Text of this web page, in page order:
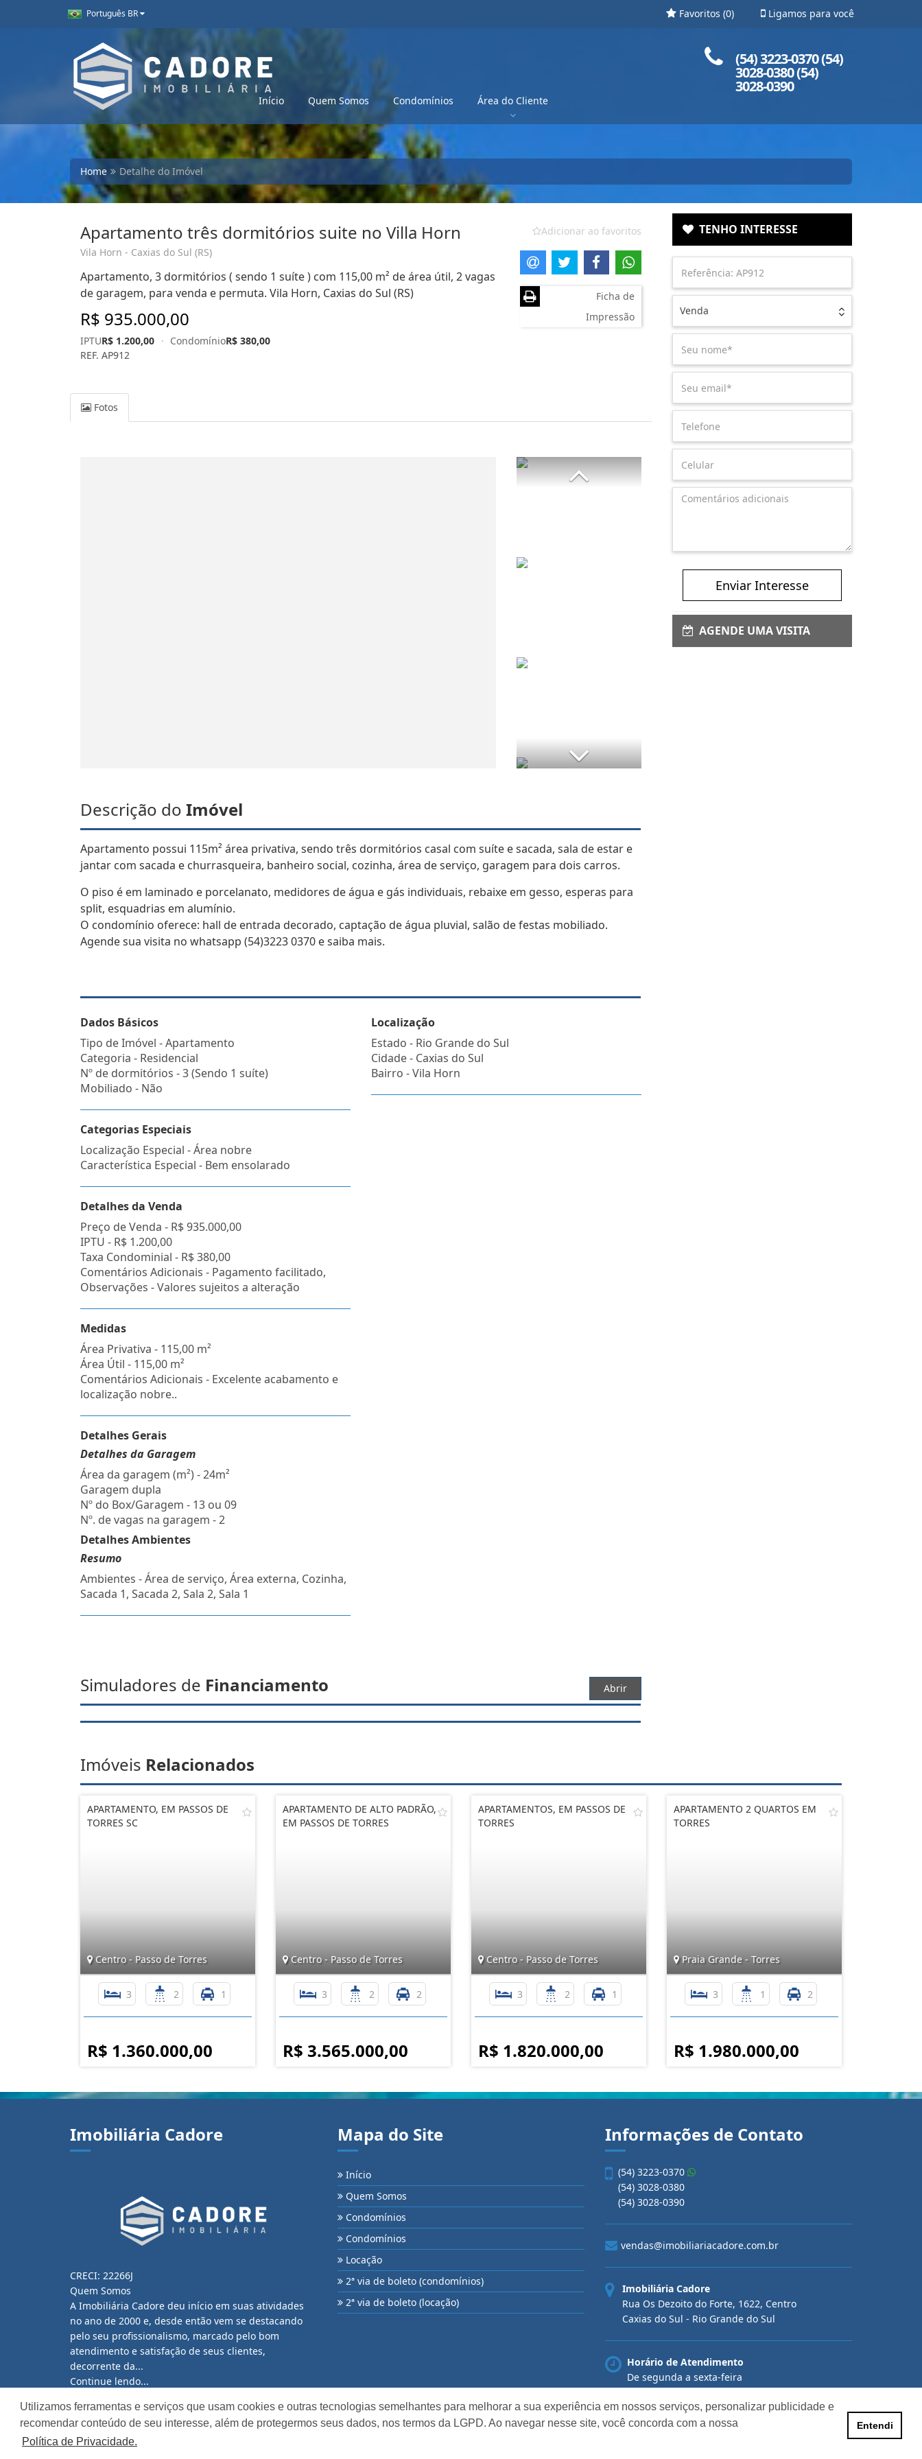
Utilizamos ferramentas e serviços que usam cookies e outras tecnologias semelhantes para melhorar a sua experiência em nossos serviços, personalizar publicidade e
recomendar conteúdo de seu interesse, além de protegermos seus dados, nos termos da LGPD. Ao navegar nesse site, você concorda com a nossa
Política de Privacidade.
Entendi
Português BR Ligamos para você
Favoritos (0)
Início Quem Somos Condomínios Área do Cliente
(54) 3223-0370 (54)
3028-0380 (54)
3028-0390
Home Detalhe do Imóvel
Apartamento três dormitórios suite no Villa Horn
Vila Horn - Caxias do Sul (RS)
Apartamento, 3 dormitórios ( sendo 1 suíte ) com 115,00 m² de área útil, 2 vagas
de garagem, para venda e permuta. Vila Horn, Caxias do Sul (RS)
R$ 935.000,00
IPTUR$ 1.200,00 · CondomínioR$ 380,00
REF. AP912
Adicionar ao favoritos
Ficha de
Impressão
Fotos
Descrição do Imóvel
Apartamento possui 115m² área privativa, sendo três dormitórios casal com suíte e sacada, sala de estar e
jantar com sacada e churrasqueira, banheiro social, cozinha, área de serviço, garagem para dois carros.
O piso é em laminado e porcelanato, medidores de água e gás individuais, rebaixe em gesso, esperas para
split, esquadrias em alumínio.
O condomínio oferece: hall de entrada decorado, captação de água pluvial, salão de festas mobiliado.
Agende sua visita no whatsapp (54)3223 0370 e saiba mais.
Dados Básicos
Tipo de Imóvel - Apartamento
Categoria - Residencial
Nº de dormitórios - 3 (Sendo 1 suíte)
Mobiliado - Não
Categorias Especiais
Localização Especial - Área nobre
Característica Especial - Bem ensolarado
Detalhes da Venda
Preço de Venda - R$ 935.000,00
IPTU - R$ 1.200,00
Taxa Condominial - R$ 380,00
Comentários Adicionais - Pagamento facilitado,
Observações - Valores sujeitos a alteração
Medidas
Área Privativa - 115,00 m²
Área Útil - 115,00 m²
Comentários Adicionais - Excelente acabamento e
localização nobre..
Detalhes Gerais
Detalhes da Garagem
Área da garagem (m²) - 24m²
Garagem dupla
Nº do Box/Garagem - 13 ou 09
Nº. de vagas na garagem - 2
Detalhes Ambientes
Resumo
Ambientes - Área de serviço, Área externa, Cozinha,
Sacada 1, Sacada 2, Sala 2, Sala 1
Localização
Estado - Rio Grande do Sul
Cidade - Caxias do Sul
Bairro -Vila Horn
Simuladores de Financiamento Abrir
TENHO INTERESSE
Venda
Enviar Interesse
AGENDE UMA VISITA
Imóveis Relacionados
APARTAMENTO, EM PASSOS DE
TORRES SC
Centro - Passo de Torres
3 2 1
R$ 1.360.000,00
APARTAMENTO DE ALTO PADRÃO,
EM PASSOS DE TORRES
Centro - Passo de Torres
3 2 2
R$ 3.565.000,00
APARTAMENTOS, EM PASSOS DE
TORRES
Centro - Passo de Torres
3 2 1
R$ 1.820.000,00
APARTAMENTO 2 QUARTOS EM
TORRES
Praia Grande - Torres
3 1 2
R$ 1.980.000,00
Imobiliária Cadore
CRECI: 22266J
Quem Somos
A Imobiliária Cadore deu início em suas atividades
no ano de 2000 e, desde então vem se destacando
pelo seu profissionalismo, marcado pelo bom
atendimento e satisfação de seus clientes,
decorrente da...
Continue lendo...
Mapa do Site
Início
Quem Somos
Condomínios
Condomínios
Locação
2ª via de boleto (condomínios)
2ª via de boleto (locação)
Informações de Contato
(54) 3223-0370
(54) 3028-0380
(54) 3028-0390
vendas@imobiliariacadore.com.br
Imobiliária Cadore
Rua Os Dezoito do Forte, 1622, Centro
Caxias do Sul - Rio Grande do Sul
Horário de Atendimento
De segunda a sexta-feira
Das 08:30 às 12:00 e das 13:30 às 18:00
Site desenvolvido por